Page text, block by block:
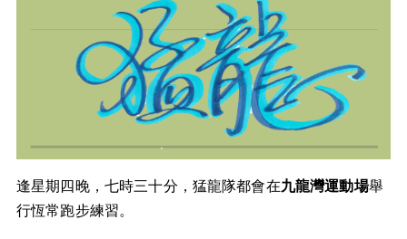
逢星期四晚，七時三十分，猛龍隊都會在九龍灣運動場舉
行恆常跑步練習。